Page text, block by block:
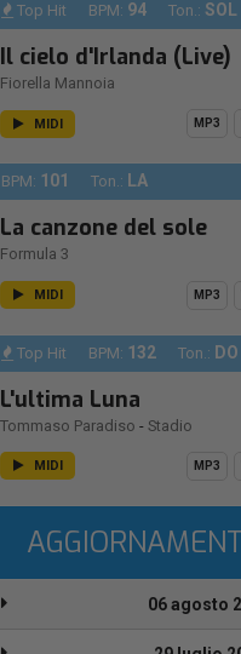
Top Hit BPM: 94 Ton.: SOL
Il cielo d'Irlanda (Live)
Fiorella Mannoia
MIDI MP3
BPM: 101 Ton.: LA
La canzone del sole
Formula 3
MIDI MP3
Top Hit BPM: 132 Ton.: DO
L'ultima Luna
Tommaso Paradiso - Stadio
MIDI MP3
06 agosto